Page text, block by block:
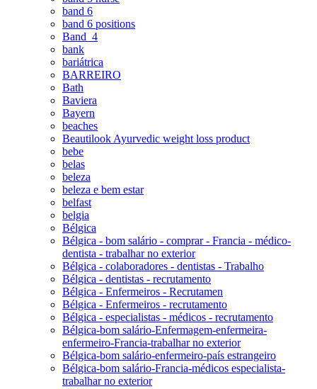
band 6
band 6 positions
Band_4
bank
bariátrica
BARREIRO
Bath
Baviera
Bayern
beaches
Beautilook Ayurvedic weight loss product
bebe
belas
beleza
beleza e bem estar
belfast
belgia
Bélgica
Bélgica - bom salário - comprar - Francia - médico-
dentista - trabalhar no exterior
Bélgica - colaboradores - dentistas - Trabalho
Bélgica - dentistas - recrutamento
Bélgica - Enfermeiros - Recrutamen
Bélgica - Enfermeiros - recrutamento
Bélgica - especialistas - médicos - recrutamento
Bélgica-bom salário-Enfermagem-enfermeira-
enfermeiro-Francia-trabalhar no exterior
Bélgica-bom salário-enfermeiro-país estrangeiro
Bélgica-bom salário-Francia-médicos especialista-
trabalhar no exterior